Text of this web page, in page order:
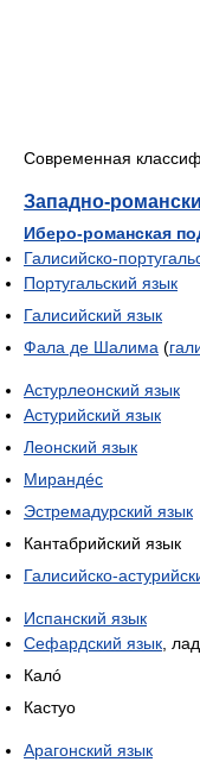
Современная
Западно-
Иберо-романская
Галисийско-
Португальский язык
Галисийский язык
Фала де Шалима (
Астурлеонский язык
Астурийский язык
Леонский язык
Мирандéс
Эстремадурский язык
Кантабрийский язык
Галисийско-
Испанский язык
Сефардский язык,
Калó
Кастуо
Арагонский язык